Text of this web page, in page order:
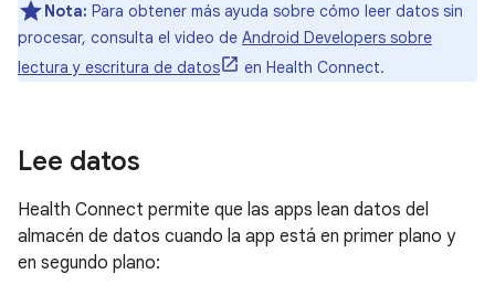
Nota: Para obtener más ayuda sobre cómo leer datos sin
procesar, consulta el video de Android Developers sobre
lectura y escritura de datos
en Health Connect.
Lee datos
Health Connect permite que las apps lean datos del
almacén de datos cuando la app está en primer plano y
en segundo plano: